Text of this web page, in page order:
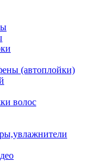
(автоплойки)
волос